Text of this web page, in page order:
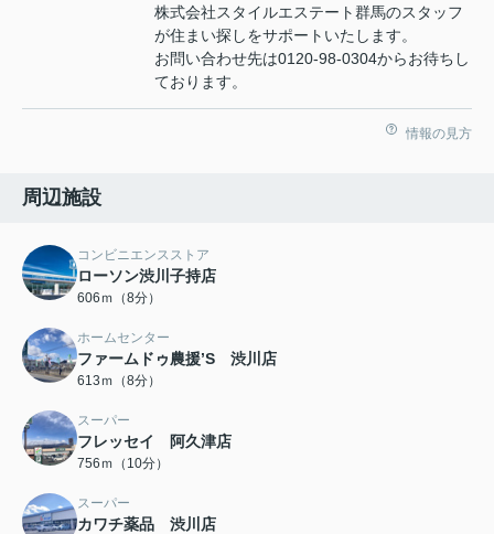
株式会社スタイルエステート群馬のスタッフ
が住まい探しをサポートいたします。
お問い合わせ先は0120-98-0304からお待ちし
ております。
情報の見方
周辺施設
コンビニエンスストア
ローソン渋川子持店
606ｍ（8分）
ホームセンター
ファームドゥ農援’S 渋川店
613ｍ（8分）
スーパー
フレッセイ 阿久津店
756ｍ（10分）
スーパー
カワチ薬品 渋川店